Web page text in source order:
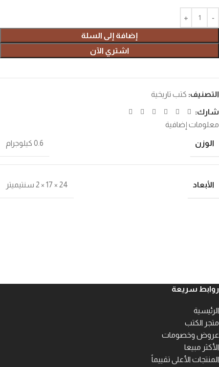
إضافة إلى السلة
اشتري الآن
التصنيف: كتب تاريخية
شارك:
معلومات إضافية
الوزن 0.6 كيلوجرام
الأبعاد 24 × 17 × 2 سنتيميتر
روابط سريعة
الرئيسية
متجر الكتب
عروض وخصومات
الأكثر مبيعا
المنتجات الأعلى تقييماً